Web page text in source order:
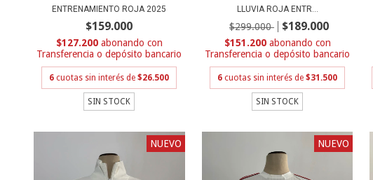
ENTRENAMIENTO ROJA 2025
$159.000
$127.200
con
Transferencia o depósito bancario
6 cuotas sin interés de$26.500
SIN STOCK
LLUVIA ROJA ENTR...
$299.000 $189.000
$151.200
con
Transferencia o depósito bancario
6 cuotas sin interés de$31.500
SIN STOCK
NUEVO NUEVO